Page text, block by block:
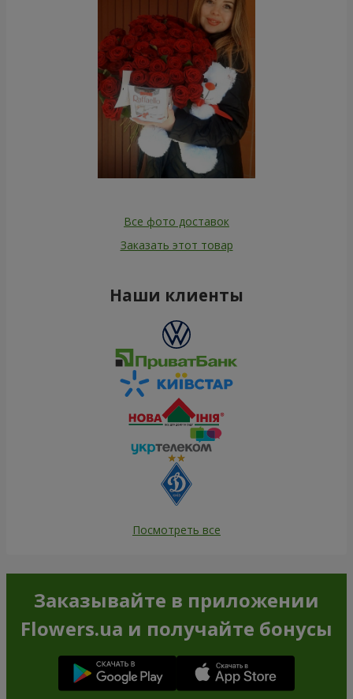
Все фото доставок
Заказать этот товар
Наши клиенты
Посмотреть все
Заказывайте в приложении
Flowers.ua и получайте бонусы